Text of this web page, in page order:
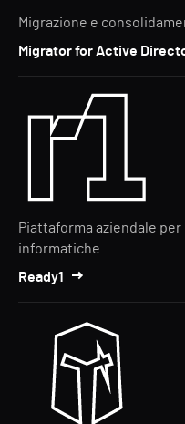
Migrazione e
Migrator for Active
Piattaforma aziendale
informatiche
Ready1